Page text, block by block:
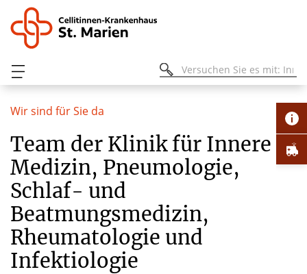
Wir sind für Sie da
Team der Klinik für Innere
Medizin, Pneumologie,
Schlaf- und
Beatmungsmedizin,
Rheumatologie und
Infektiologie